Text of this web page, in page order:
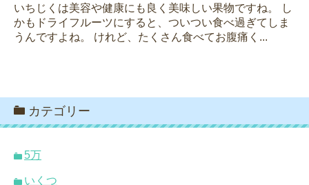
いちじくは美容や健康にも良く美味しい果物ですね。 し
かもドライフルーツにすると、ついつい食べ過ぎてしま
うんですよね。 けれど、たくさん食べてお腹痛く...
カテゴリー
5万
いくつ